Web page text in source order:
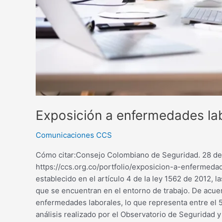
Exposición a enfermedades
Comunicaciones CCS
Cómo citar:Consejo Colombiano de Seguridad. 28
https://ccs.org.co/portfolio/exposicion-a-
establecido en el artículo 4 de la ley 1562 de 2012,
que se encuentran en el entorno de trabajo. De
enfermedades laborales, lo que representa entre el
análisis realizado por el Observatorio de Seguridad